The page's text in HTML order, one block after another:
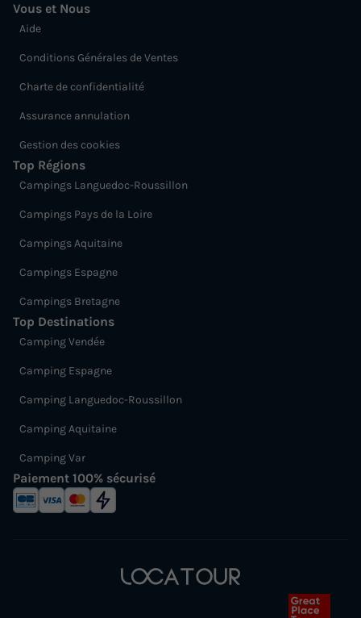
Vous et Nous
Aide
Conditions Générales de Ventes
Charte de confidentialité
Assurance annulation
Gestion des cookies
Top Régions
Campings Languedoc-Roussillon
Campings Pays de la Loire
Campings Aquitaine
Campings Espagne
Campings Bretagne
Top Destinations
Camping Vendée
Camping Espagne
Camping Languedoc-Roussillon
Camping Aquitaine
Camping Var
Paiement 100% sécurisé